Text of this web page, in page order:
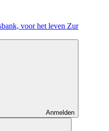
Zur
Anmelden